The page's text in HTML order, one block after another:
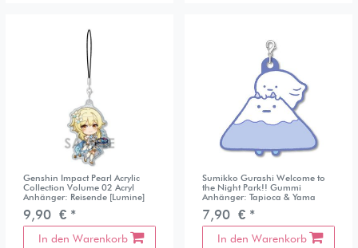
Genshin Impact Pearl Acrylic
Collection Volume 02 Acryl
Anhänger: Reisende [Lumine]
9,90 € *
In den Warenkorb
Sumikko Gurashi Welcome to
the Night Park!! Gummi
Anhänger: Tapioca & Yama
7,90 € *
In den Warenkorb